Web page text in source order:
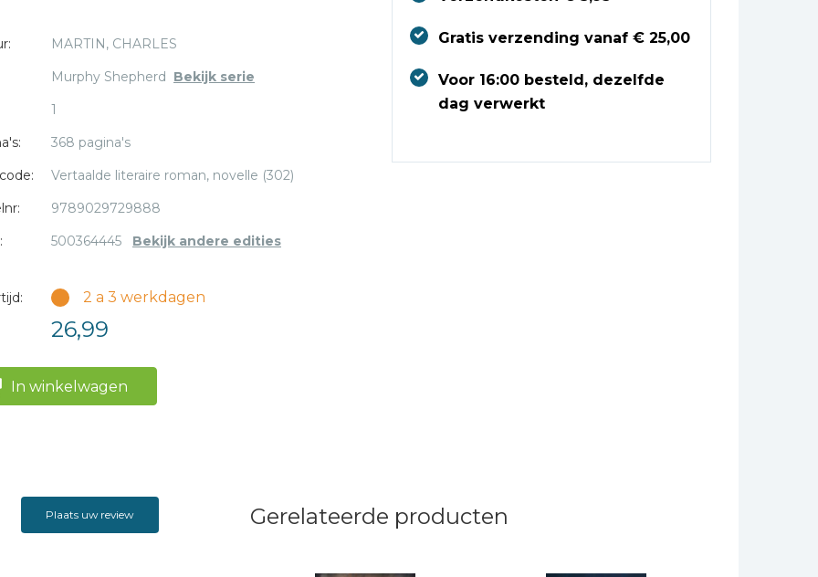
nieuwe vrienden gaan ze de strijd met de klok
het meisje te vinden.
MARTIN, CHARLES
Murphy Shepherd Bekijk serie
1
368 pagina's
Vertaalde literaire roman, novelle (302)
9789029729888
500364445 Bekijk andere edities
2 a 3 werkdagen
26,99
In winkelwagen
Gratis verzending vanaf € 25,00
Voor 16:00 besteld, dezelfde
dag verwerkt
Plaats uw review Gerelateerde producten